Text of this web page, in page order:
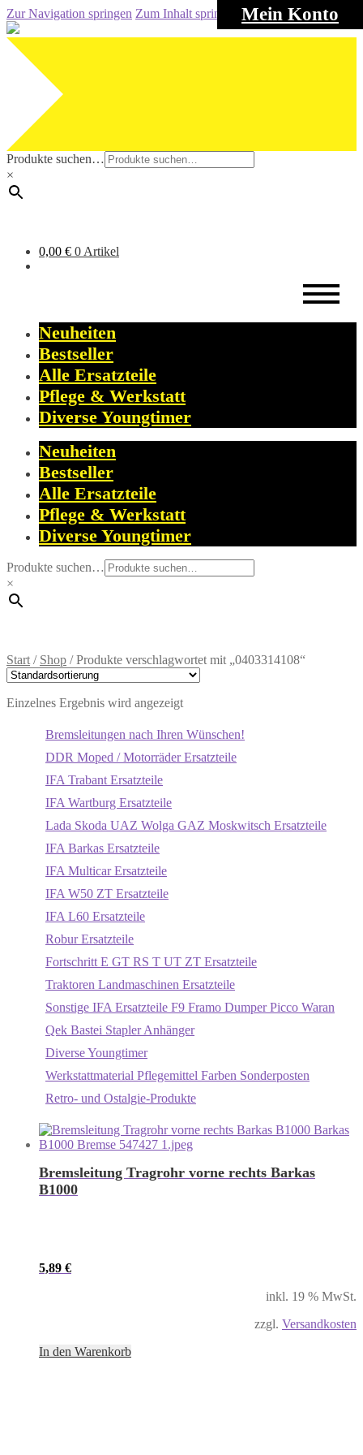
Mein Konto
Zur Navigation springen Zum Inhalt springen
Produkte suchen…
×
0,00 € 0 Artikel
Neuheiten
Bestseller
Alle Ersatzteile
Pflege & Werkstatt
Diverse Youngtimer
Neuheiten
Bestseller
Alle Ersatzteile
Pflege & Werkstatt
Diverse Youngtimer
Produkte suchen…
×
Start / Shop /Produkte verschlagwortet mit „0403314108“
Einzelnes Ergebnis wird angezeigt
Bremsleitungen nach Ihren Wünschen!
DDR Moped / Motorräder Ersatzteile
IFA Trabant Ersatzteile
IFA Wartburg Ersatzteile
Lada Skoda UAZ Wolga GAZ Moskwitsch Ersatzteile
IFA Barkas Ersatzteile
IFA Multicar Ersatzteile
IFA W50 ZT Ersatzteile
IFA L60 Ersatzteile
Robur Ersatzteile
Fortschritt E GT RS T UT ZT Ersatzteile
Traktoren Landmaschinen Ersatzteile
Sonstige IFA Ersatzteile F9 Framo Dumper Picco Waran
Qek Bastei Stapler Anhänger
Diverse Youngtimer
Werkstattmaterial Pflegemittel Farben Sonderposten
Retro- und Ostalgie-Produkte
Bremsleitung Tragrohr vorne rechts Barkas
B1000
5,89 €
inkl. 19 % MwSt.
zzgl. Versandkosten
In den Warenkorb